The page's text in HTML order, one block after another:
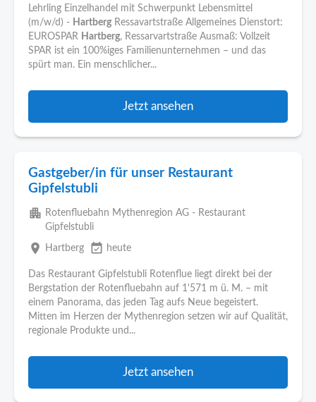
Lehrling Einzelhandel mit Schwerpunkt Lebensmittel
(m/w/d) - Hartberg Ressavartstraße Allgemeines Dienstort:
EUROSPAR Hartberg, Ressarvartstraße Ausmaß: Vollzeit
SPAR ist ein 100%iges Familienunternehmen – und das
spürt man. Ein menschlicher...
Jetzt ansehen
Gastgeber/in für unser Restaurant
Gipfelstubli
apartment Rotenfluebahn Mythenregion AG - Restaurant
Gipfelstubli
place Hartberg event_available heute
Das Restaurant Gipfelstubli Rotenflue liegt direkt bei der
Bergstation der Rotenfluebahn auf 1'571 m ü. M. – mit
einem Panorama, das jeden Tag aufs Neue begeistert.
Mitten im Herzen der Mythenregion setzen wir auf Qualität,
regionale Produkte und...
Jetzt ansehen